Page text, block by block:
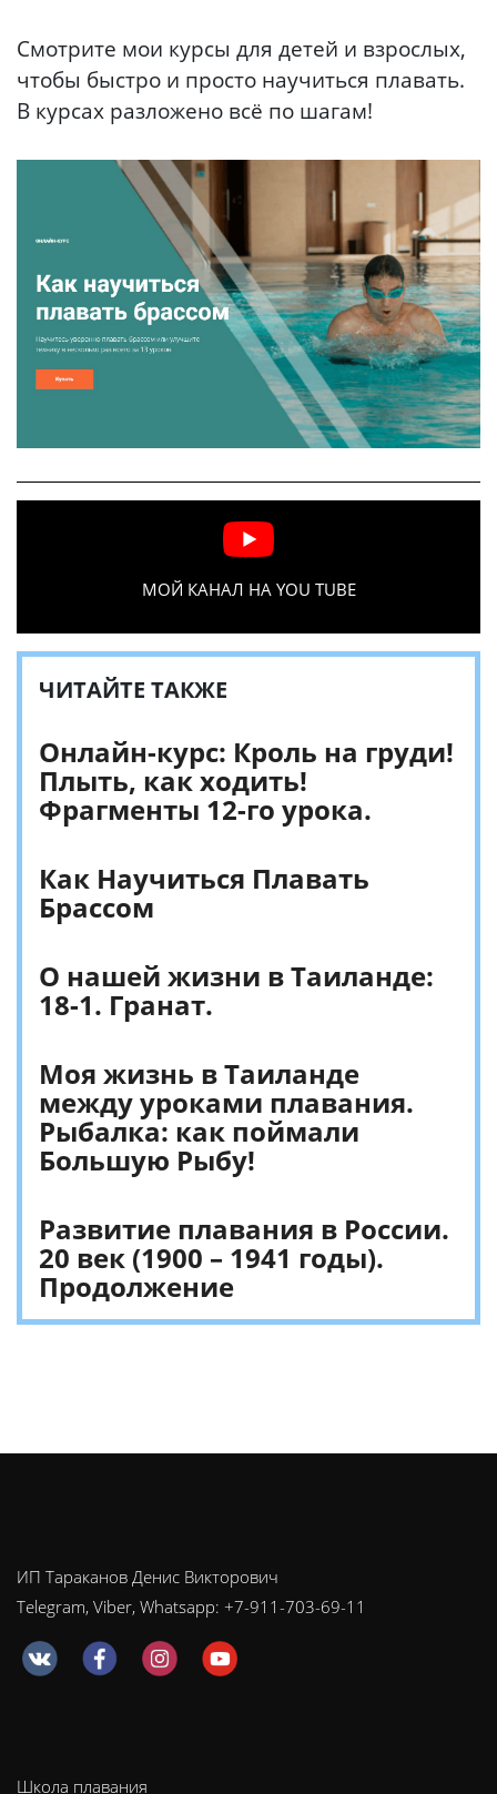
Смотрите мои курсы для детей и взрослых,
чтобы быстро и просто научиться плавать.
В курсах разложено всё по шагам!
МОЙ КАНАЛ НА YOU TUBE
ЧИТАЙТЕ ТАКЖЕ
Онлайн-курс: Кроль на груди!
Плыть, как ходить!
Фрагменты 12-го урока.
Как Научиться Плавать
Брассом
О нашей жизни в Таиланде:
18-1. Гранат.
Моя жизнь в Таиланде
между уроками плавания.
Рыбалка: как поймали
Большую Рыбу!
Развитие плавания в России.
20 век (1900 – 1941 годы).
Продолжение
ИП Тараканов Денис Викторович
Telegram, Viber, Whatsapp: +7-911-703-69-11
Школа плавания